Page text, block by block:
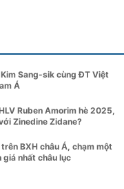
Sang-sik cùng ĐT Việt
Á
Ruben Amorim hè 2025,
Zinedine Zidane?
BXH châu Á, chạm một
nhất châu lục